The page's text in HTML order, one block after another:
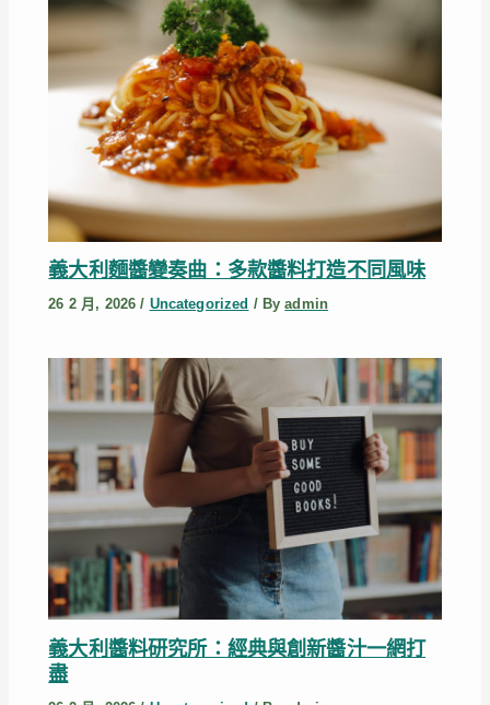
義大利麵醬變奏曲：多款醬料打造不同風味
26 2 月, 2026/ Uncategorized / Byadmin
義大利醬料研究所：經典與創新醬汁一網打
盡